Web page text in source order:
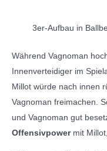
3er-Aufbau in
Während Vagnoman
Innenverteidiger im
Millot würde nach innen
Vagnoman freimachen.
und Vagnoman gut
Offensivpowermit